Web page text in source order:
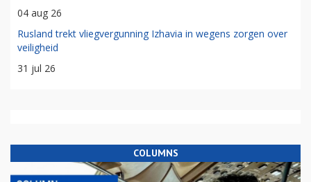
04 aug 26
Rusland trekt vliegvergunning Izhavia in wegens zorgen over
veiligheid
31 jul 26
COLUMNS